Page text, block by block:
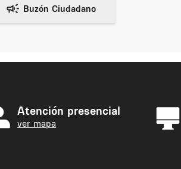
Atención presencial
ver mapa